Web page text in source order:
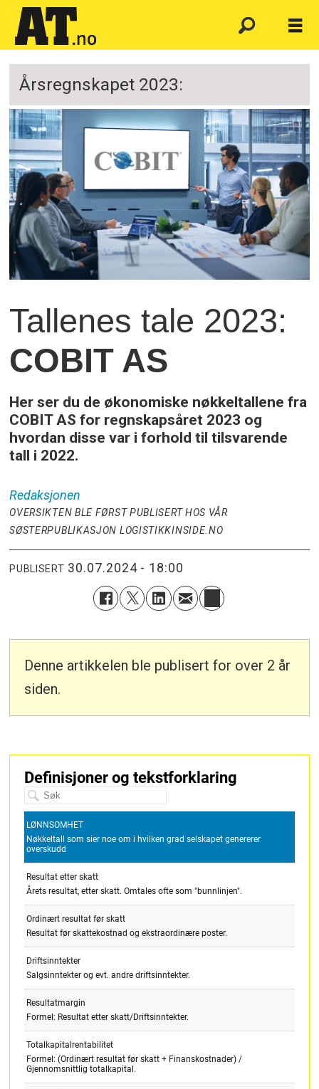
Årsregnskapet 2023:
Tallenes tale 2023:
COBIT AS
Her ser du de økonomiske nøkkeltallene fra
COBIT AS for regnskapsåret 2023 og
hvordan disse var i forhold til tilsvarende
tall i 2022.
Redaksjonen
OVERSIKTEN BLE FØRST PUBLISERT HOS VÅR
SØSTERPUBLIKASJON LOGISTIKKINSIDE.NO
PUBLISERT 30.07.2024 - 18:00
Denne artikkelen ble publisert for over 2 år
siden.